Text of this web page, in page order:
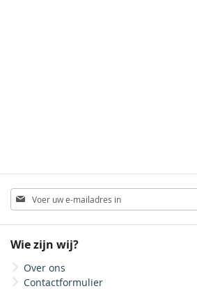
Abonneer
u
op
nieuwsbrief
Wie zijn wij?
Over ons
Contactformulier